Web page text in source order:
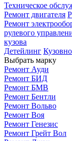
Техническое
Ремонт двигателя
Ремонт
рулевого
кузова
Детейлинг
Выбрать марку
Ремонт Ауди
Ремонт БИД
Ремонт БМВ
Ремонт Бентли
Ремонт Вольво
Ремонт Воя
Ремонт Генезис
Ремонт Грейт Вол